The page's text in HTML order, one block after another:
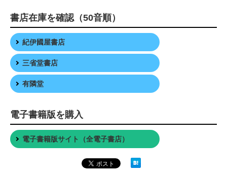
書店在庫を確認（50音順）
紀伊國屋書店
三省堂書店
有隣堂
電子書籍版を購入
電子書籍版サイト（全電子書店）